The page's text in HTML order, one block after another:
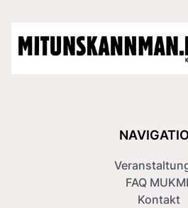
FAQ
Kontakt